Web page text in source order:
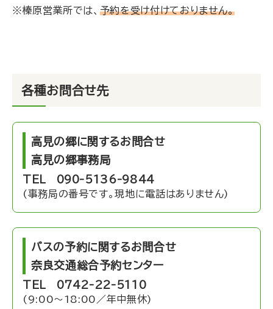
※榛原営業所では、 予約を受け付けておりません。
各種お問合せ先
高見の郷に関するお問合せ
高見の郷事務局
TEL 090-5136-9844
(事務局の番号です。現地に電話はありません)
バスの予約に関するお問合せ
奈良交通総合予約センター
TEL 0742-22-5110
(9:00～18:00／年中無休)